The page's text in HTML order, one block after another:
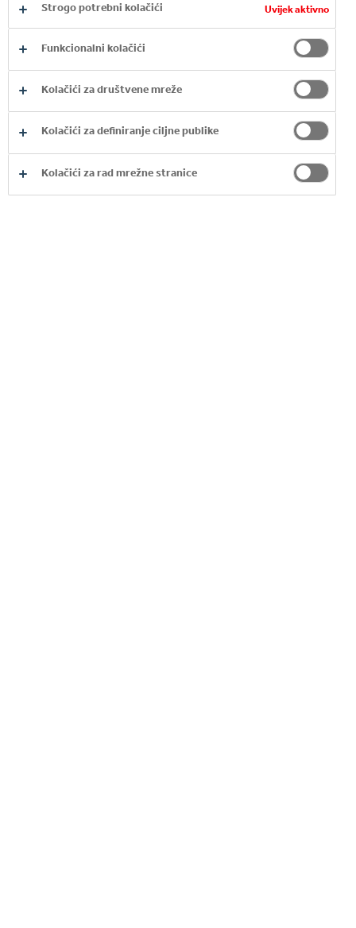
6%
smanjena potrošnja vode po litri proizvedenog napitka
46%
Strogo potrebni kolačići Uvijek aktivno
Funkcionalni kolačići
Kolačići za društvene mreže
Kolačići za definiranje ciljne publike
Kolačići za rad mrežne stranice